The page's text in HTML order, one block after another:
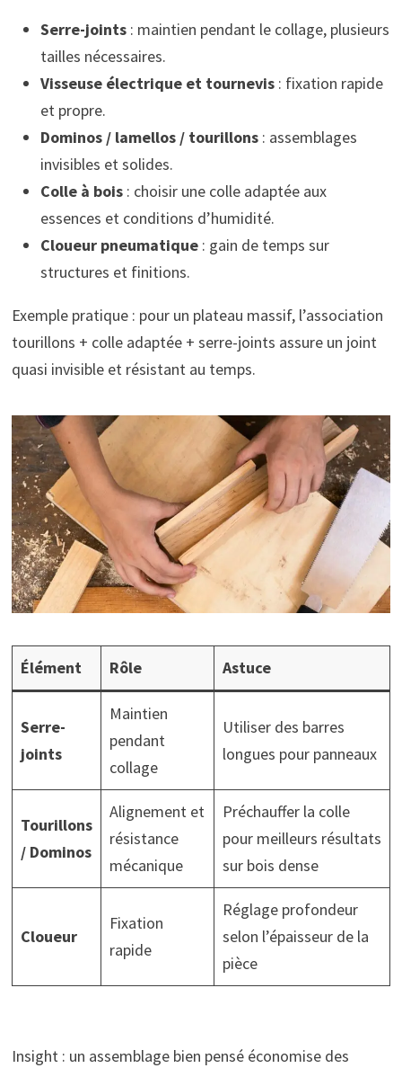
Serre-joints: maintien pendant le collage, plusieurs
tailles nécessaires.
Visseuse électrique et tournevis: fixation rapide
et propre.
Dominos / lamellos / tourillons: assemblages
invisibles et solides.
Colle à bois: choisir une colle adaptée aux
essences et conditions d’humidité.
Cloueur pneumatique: gain de temps sur
structures et finitions.
Exemple pratique : pour un plateau massif, l’association
tourillons + colle adaptée + serre-joints assure un joint
quasi invisible et résistant au temps.
Élément Rôle Astuce
Serre-
joints
Maintien
pendant
collage
Utiliser des barres
longues pour panneaux
Tourillons
/ Dominos
Alignement et
résistance
mécanique
Préchauffer la colle
pour meilleurs résultats
sur bois dense
Cloueur
Fixation
rapide
Réglage profondeur
selon l’épaisseur de la
pièce
Insight : un assemblage bien pensé économise des